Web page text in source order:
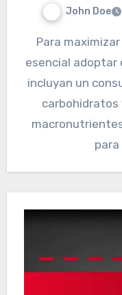
John Doe
Para maximizar el crecimiento muscular, es
esencial
incluyan un
carbohidratos